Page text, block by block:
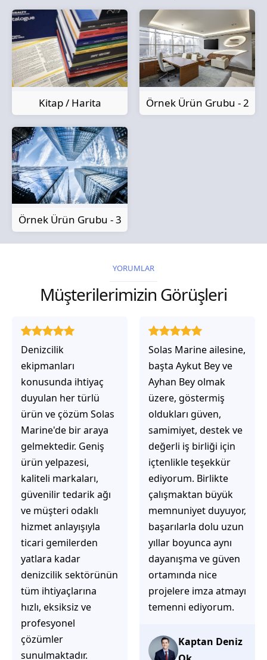
Kitap / Harita Örnek Ürün Grubu - 2
Örnek Ürün Grubu - 3
YORUMLAR
Müşterilerimizin Görüşleri
Solas Marine ailesine,
başta Aykut Bey ve
Ayhan Bey olmak
üzere, göstermiş
oldukları güven,
samimiyet, destek ve
değerli iş birliği için
içtenlikle teşekkür
ediyorum. Birlikte
çalışmaktan büyük
memnuniyet duyuyor,
başarılarla dolu uzun
yıllar boyunca aynı
dayanışma ve güven
ortamında nice
projelere imza atmayı
temenni ediyorum.
Kaptan Deniz
Solas Marine ile
çalıştığınızda,
işlerinin gerçekten
çözüm üretmeye
odaklı olduğunu
hemen fark
ediyorsunuz.
İhtiyaçlarınıza hızlı ve
doğru çözümler
sunmaya çalışıyorlar.
Müşteri
memnuniyetini ön
planda tutan
yaklaşımları, ilgili
iletişimleri ve
güvenilir hizmet
anlayışları sayesinde
başarılı bir ekip
olduklarını